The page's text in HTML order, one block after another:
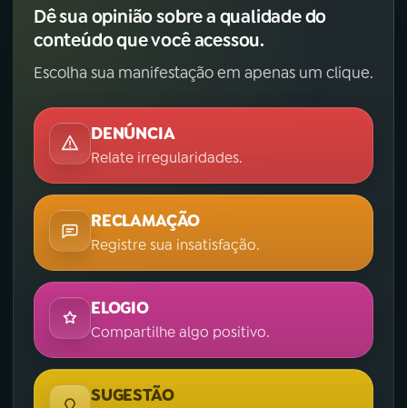
Dê sua opinião sobre a qualidade do
conteúdo que você acessou.
Escolha sua manifestação em apenas um clique.
DENÚNCIA
Relate irregularidades.
RECLAMAÇÃO
Registre sua insatisfação.
ELOGIO
Compartilhe algo positivo.
SUGESTÃO